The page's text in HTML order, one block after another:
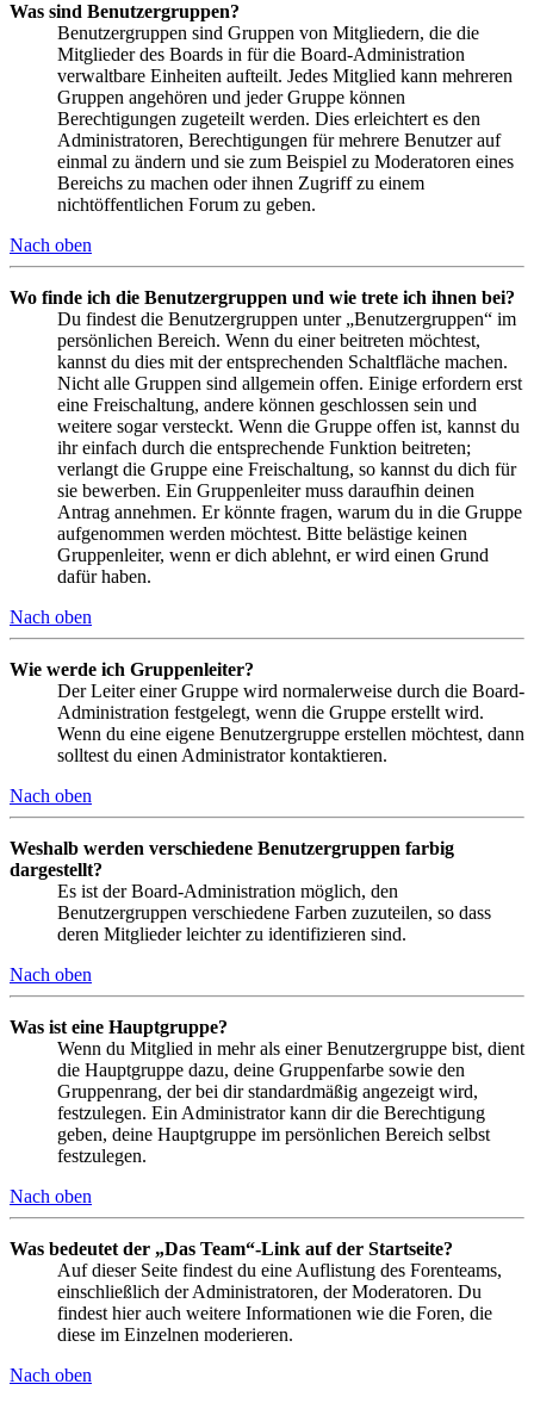
Was sind Benutzergruppen?
Benutzergruppen sind Gruppen von Mitgliedern, die die
Mitglieder des Boards in für die Board-Administration
verwaltbare Einheiten aufteilt. Jedes Mitglied kann mehreren
Gruppen angehören und jeder Gruppe können
Berechtigungen zugeteilt werden. Dies erleichtert es den
Administratoren, Berechtigungen für mehrere Benutzer auf
einmal zu ändern und sie zum Beispiel zu Moderatoren eines
Bereichs zu machen oder ihnen Zugriff zu einem
nichtöffentlichen Forum zu geben.
Nach oben
Wo finde ich die Benutzergruppen und wie trete ich ihnen bei?
Du findest die Benutzergruppen unter „Benutzergruppen“ im
persönlichen Bereich. Wenn du einer beitreten möchtest,
kannst du dies mit der entsprechenden Schaltfläche machen.
Nicht alle Gruppen sind allgemein offen. Einige erfordern erst
eine Freischaltung, andere können geschlossen sein und
weitere sogar versteckt. Wenn die Gruppe offen ist, kannst du
ihr einfach durch die entsprechende Funktion beitreten;
verlangt die Gruppe eine Freischaltung, so kannst du dich für
sie bewerben. Ein Gruppenleiter muss daraufhin deinen
Antrag annehmen. Er könnte fragen, warum du in die Gruppe
aufgenommen werden möchtest. Bitte belästige keinen
Gruppenleiter, wenn er dich ablehnt, er wird einen Grund
dafür haben.
Nach oben
Wie werde ich Gruppenleiter?
Der Leiter einer Gruppe wird normalerweise durch die Board-
Administration festgelegt, wenn die Gruppe erstellt wird.
Wenn du eine eigene Benutzergruppe erstellen möchtest, dann
solltest du einen Administrator kontaktieren.
Nach oben
Weshalb werden verschiedene Benutzergruppen farbig
dargestellt?
Es ist der Board-Administration möglich, den
Benutzergruppen verschiedene Farben zuzuteilen, so dass
deren Mitglieder leichter zu identifizieren sind.
Nach oben
Was ist eine Hauptgruppe?
Wenn du Mitglied in mehr als einer Benutzergruppe bist, dient
die Hauptgruppe dazu, deine Gruppenfarbe sowie den
Gruppenrang, der bei dir standardmäßig angezeigt wird,
festzulegen. Ein Administrator kann dir die Berechtigung
geben, deine Hauptgruppe im persönlichen Bereich selbst
festzulegen.
Nach oben
Was bedeutet der „Das Team“-Link auf der Startseite?
Auf dieser Seite findest du eine Auflistung des Forenteams,
einschließlich der Administratoren, der Moderatoren. Du
findest hier auch weitere Informationen wie die Foren, die
diese im Einzelnen moderieren.
Nach oben